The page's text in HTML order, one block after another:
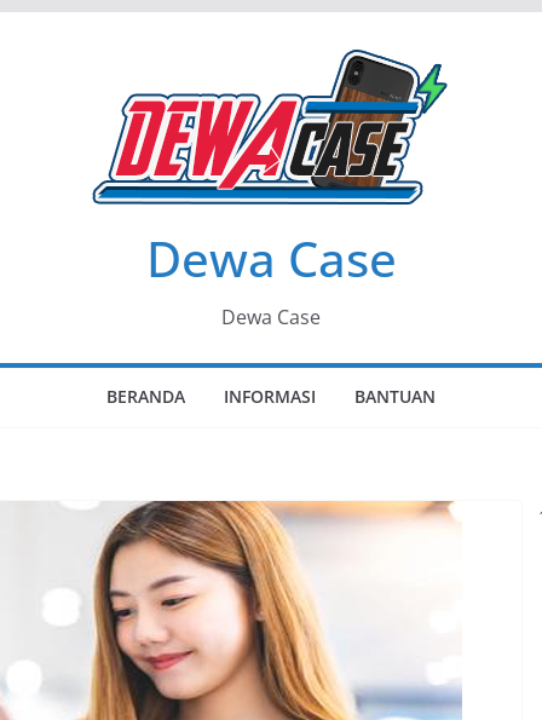
Dewa Case
Dewa Case
BERANDA INFORMASI BANTUAN